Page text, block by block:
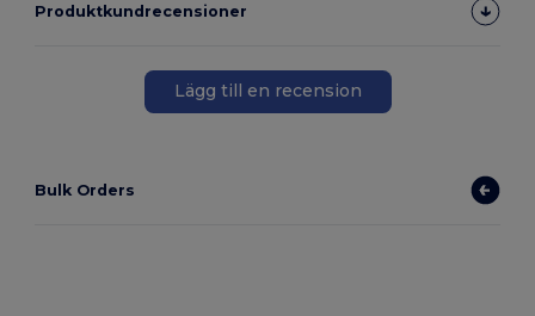
Produktkundrecensioner
Lägg till en recension
Bulk Orders